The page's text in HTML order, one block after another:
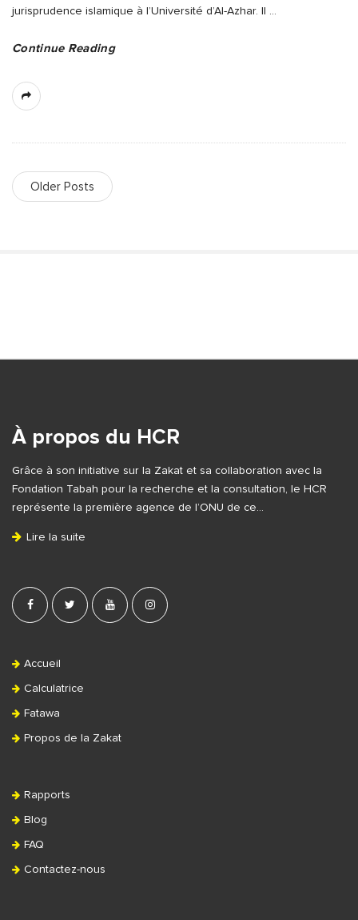
jurisprudence islamique à l’Université d’Al-Azhar. Il
…
Continue Reading
Older Posts
d
b
À propos du HCR
Grâce à son initiative sur la Zakat et sa collaboration avec la
Fondation Tabah pour la recherche et la consultation, le HCR
représente la première agence de l’ONU de ce…
Lire la suite
Accueil
Calculatrice
Fatawa
Propos de la Zakat
Rapports
Blog
FAQ
Contactez-nous